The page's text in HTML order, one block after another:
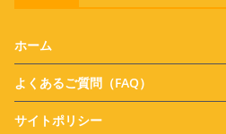
ホーム
よくあるご質問（FAQ）
サイトポリシー